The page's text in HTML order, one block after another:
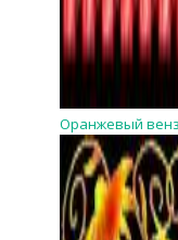
Оранжевый